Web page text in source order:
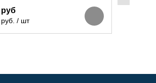
руб
руб. / шт